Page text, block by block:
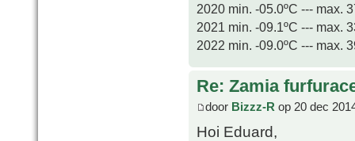
2020 min. -05.0ºC --- max.
2021 min. -09.1ºC --- max.
2022 min. -09.0ºC --- max.
Re: Zamia
door Bizzz-R op 20 dec
Hoi Eduard,